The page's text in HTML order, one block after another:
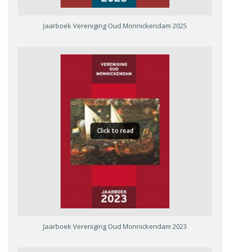
Jaarboek Vereniging Oud Monnickendam 2025
Click to read
Jaarboek Vereniging Oud Monnickendam 2023